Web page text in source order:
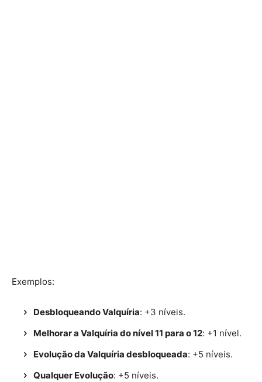
Exemplos:
Desbloqueando Valquíria: +3 níveis.
Melhorar a Valquíria do nível 11 para o 12: +1 nível.
Evolução da Valquíria desbloqueada: +5 níveis.
Qualquer Evolução: +5 níveis.